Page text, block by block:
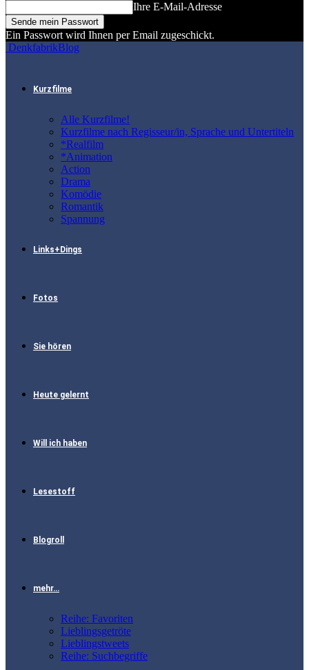
Ihre E-Mail-Adresse
Ein Passwort wird Ihnen per Email zugeschickt.
DenkfabrikBlog
Kurzfilme
Alle Kurzfilme!
Kurzfilme nach Regisseur/in, Sprache und Untertiteln
*Realfilm
*Animation
Action
Drama
Komödie
Romantik
Spannung
Links+Dings
Fotos
Sie hören
Heute gelernt
Will ich haben
Lesestoff
Blogroll
mehr…
Reihe: Favoriten
Lieblingsgetröte
Lieblingstweets
Reihe: Suchbegriffe